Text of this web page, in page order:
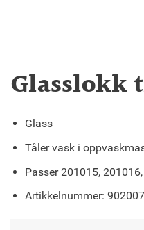
Glasslokk
Glass
Tåler vask i
Passer 201015,
Artikkelnummer: